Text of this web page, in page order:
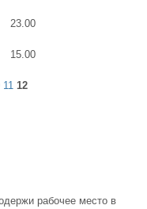
23.00
15.00
11 12
рабочее место в